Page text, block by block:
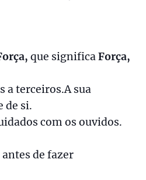
que significaForça,
a terceiros.A sua
de si.
com os ouvidos.
antes de fazer